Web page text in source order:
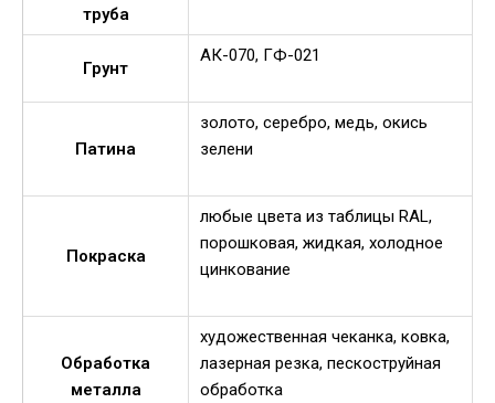
труба
Грунт
АК-070, ГФ-021
Патина
золото, серебро, медь, окись
зелени
Покраска
любые цвета из таблицы RAL,
порошковая, жидкая, холодное
цинкование
Обработка
металла
художественная чеканка, ковка,
лазерная резка, пескоструйная
обработка